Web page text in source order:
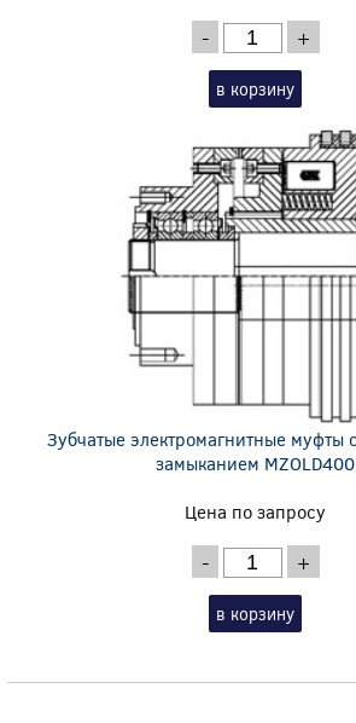
- +
в корзину
Зубчатые электромагнитные
замыканием MZOLD400
Цена по запросу
- +
в корзину